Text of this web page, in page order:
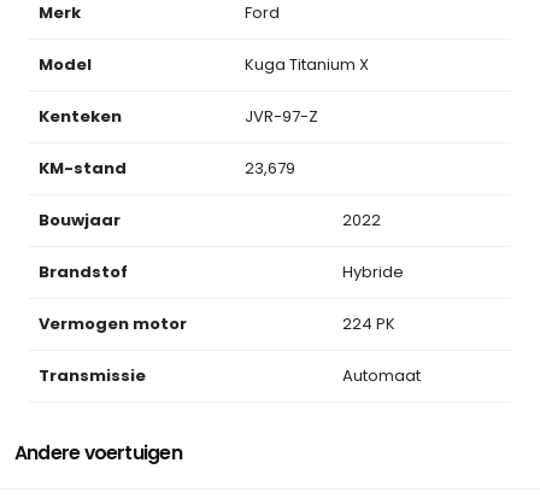
Merk Ford
Model Kuga Titanium X
Kenteken JVR-97-Z
KM-stand 23,679
Bouwjaar 2022
Brandstof Hybride
Vermogen motor 224 PK
Transmissie Automaat
Andere voertuigen